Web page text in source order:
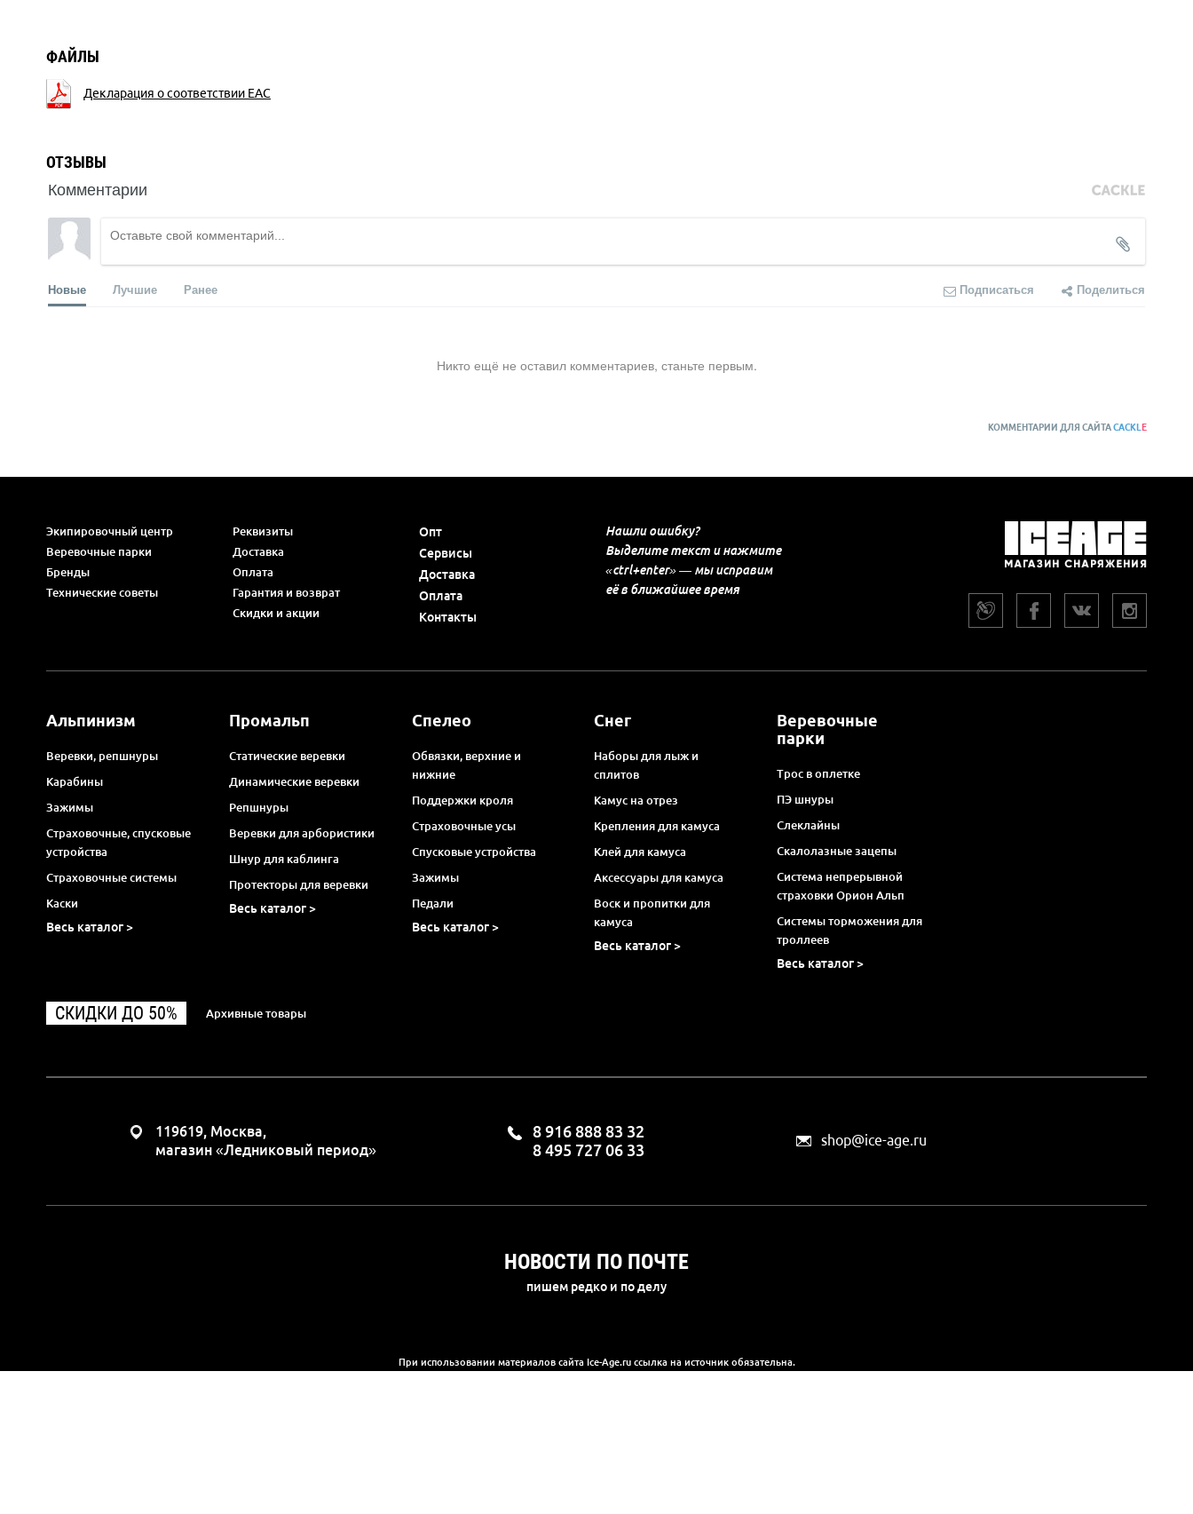
ФАЙЛЫ
Декларация о соответствии EAC
ОТЗЫВЫ
Комментарии
Новые Лучшие Ранее Подписаться Поделиться
Никто ещё не оставил комментариев, станьте первым.
КОММЕНТАРИИ ДЛЯ САЙТАCACKL E
Экипировочный центр
Веревочные парки
Бренды
Технические советы
Реквизиты
Доставка
Оплата
Гарантия и возврат
Скидки и акции
Опт
Сервисы
Доставка
Оплата
Контакты
Нашли ошибку?
Выделите текст и нажмите
«ctrl+enter» — мы исправим
её в ближайшее время
Альпинизм
Веревки, репшнуры
Карабины
Зажимы
Страховочные, спусковые
устройства
Страховочные системы
Каски
Весь каталог >
Промальп
Статические веревки
Динамические веревки
Репшнуры
Веревки для арбористики
Шнур для каблинга
Протекторы для веревки
Весь каталог >
Спелео
Обвязки, верхние и
нижние
Поддержки кроля
Страховочные усы
Спусковые устройства
Зажимы
Педали
Весь каталог >
Снег
Наборы для лыж и
сплитов
Камус на отрез
Крепления для камуса
Клей для камуса
Аксессуары для камуса
Воск и пропитки для
камуса
Весь каталог >
Веревочные
парки
Трос в оплетке
ПЭ шнуры
Слеклайны
Скалолазные зацепы
Система непрерывной
страховки Орион Альп
Системы торможения для
троллеев
Весь каталог >
СКИДКИ ДО 50% Архивные товары
119619, Москва,
магазин «Ледниковый период»
8 916 888 83 32
8 495 727 06 33
shop@ice-age.ru
НОВОСТИ ПО ПОЧТЕ
пишем редко и по делу
При использовании материалов сайта Ice-Age.ru ссылка на источник обязательна.